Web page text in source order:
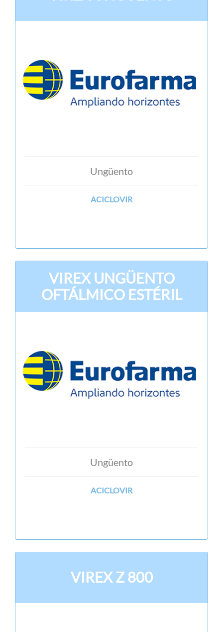
Ungüento
ACICLOVIR
VIREX UNGÜENTO
OFTÁLMICO ESTÉRIL
Ungüento
ACICLOVIR
VIREX Z 800